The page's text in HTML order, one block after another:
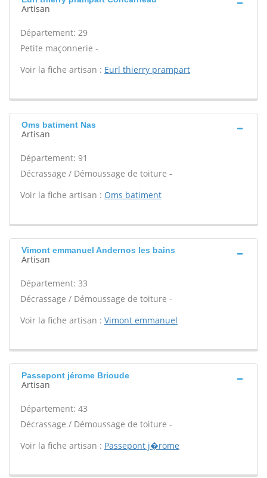
Artisan
Département: 29
Petite maçonnerie -
Voir la fiche artisan : Eurl thierry prampart
Oms batiment Nas
Artisan
Département: 91
Décrassage / Démoussage de toiture -
Voir la fiche artisan : Oms batiment
Vimont emmanuel Andernos les bains
Artisan
Département: 33
Décrassage / Démoussage de toiture -
Voir la fiche artisan : Vimont emmanuel
Passepont jérome Brioude
Artisan
Département: 43
Décrassage / Démoussage de toiture -
Voir la fiche artisan : Passepont j�rome